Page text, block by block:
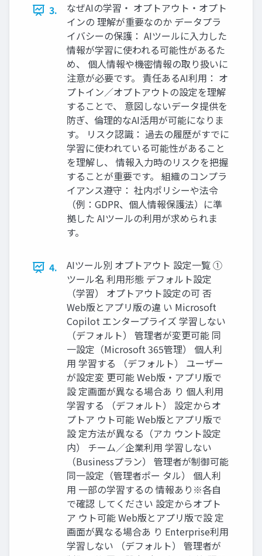
3.
なぜAIの学習・ オプトアウト・オプト
インの 理解が重要なのか データプラ
イバシーの保護： AIツールに入力した
情報が学習に使われる可能性があるた
め、 個人情報や機密情報の取り扱いに
注意が必要です。 責任あるAI利用： オ
プトイン／オプトアウトの設定を理解
することで、 意図しないデータ提供を
防ぎ、倫理的なAI活用が可能になりま
す。 リスク認識： 過去の履歴がすでに
学習に使われている可能性があること
を理解し、 情報入力時のリスクを把握
することが重要です。 組織のコンプラ
イアンス遵守： 社内ポリシーや法令
（例：GDPR、個人情報保護法）に準
拠した AIツールの利用が求められま
す。
4.
AIツール別 オプトアウト 設定一覧 ①
ツール名 利用形態 デフォルト設定
（学習） オプトアウト設定の可 否
Web版とアプリ版の違 い Microsoft
Copilot エンタープライズ 学習しない
（デフォルト） 管理者が変更可能 同
一設定（Microsoft 365管理） 個人利
用 学習する （デフォルト） ユーザー
が設定変 更可能 Web版・アプリ版で
設 定画面が異なる場合あ り 個人利用
学習する （デフォルト） 設定からオ
プトア ウト可能 Web版とアプリ版で
設 定方法が異なる（アカ ウント設定
内） チーム／企業利用 学習しない
（Businessプラン） 管理者が制御可能
同一設定（管理者ポー タル） 個人利
用 一部の学習するの 情報あり※各自
で確認 してください 設定からオプト
ア ウト可能 Web版とアプリ版で設 定
画面が異なる場合あ り Enterprise利用
学習しない （デフォルト） 管理者が